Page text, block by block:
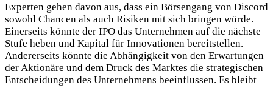
Experten gehen davon aus, dass ein Börsengang von Discord
sowohl Chancen als auch Risiken mit sich bringen würde.
Einerseits könnte der IPO das Unternehmen auf die nächste
Stufe heben und Kapital für Innovationen bereitstellen.
Andererseits könnte die Abhängigkeit von den Erwartungen
der Aktionäre und dem Druck des Marktes die strategischen
Entscheidungen des Unternehmens beeinflussen. Es bleibt